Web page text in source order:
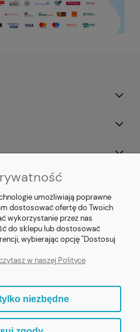
| Tel.:511546060| NIP:
| Skaryszewska 12, 03-802 Warszawa
PREZENT
umożliwiają poprawne
dostosować ofertę do Twoich
wykorzystanie przez nas
do sklepu lub dostosować
wybierając opcję "Dostosuj
w naszej Polityce
niezbędne